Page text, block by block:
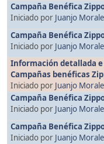
Campaña Benéfica
Iniciado por Juanjo
Campaña Benéfica
Iniciado por Juanjo
Información detallada e
Campañas benéficas
Iniciado por Juanjo
Campaña Benéfica
Iniciado por Juanjo
Campaña Benéfica
Iniciado por Juanjo